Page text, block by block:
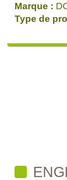
Marque :
Type de